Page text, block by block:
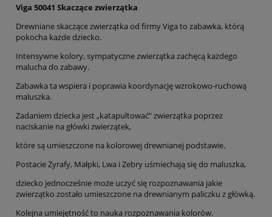
Viga 50041 Skaczące zwierzątka
Drewniane skaczące zwierzątka od firmy Viga to zabawka, którą
pokocha każde dziecko.
Intensywne kolory, sympatyczne zwierzątka zachęcą każdego
malucha do zabawy.
Zabawka ta wspiera i poprawia koordynację wzrokowo-ruchową
maluszka.
Zadaniem dziecka jest „katapultować” zwierzątka poprzez
naciskanie na główki zwierzątek,
które są umieszczone na kolorowej drewnianej podstawie.
Postacie Żyrafy, Małpki, Lwa i Zebry uśmiechają się do maluszka,
dziecko jednocześnie może uczyć się rozpoznawania jakie
zwierzątko zostało umieszczone na drewnianym paliczku z główką.
Kolejna umiejętność to nauka rozpoznawania kolorów.